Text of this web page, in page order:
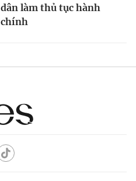
dân làm thủ tục hành
chính